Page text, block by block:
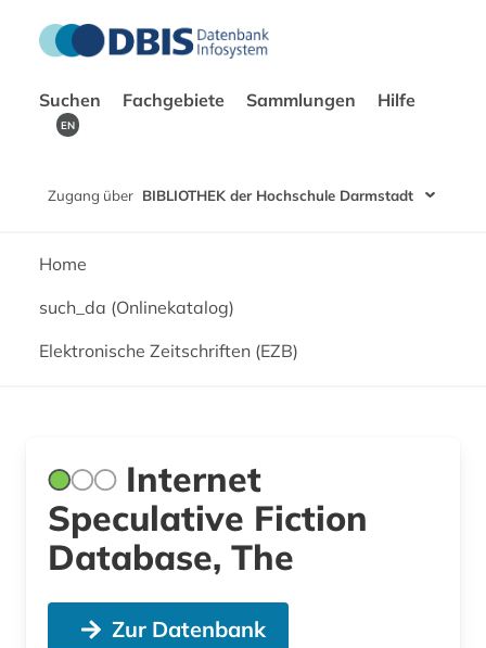
Suchen Fachgebiete Sammlungen Hilfe
EN
Zugang über BIBLIOTHEK der Hochschule Darmstadt
Home
such_da (Onlinekatalog)
Elektronische Zeitschriften (EZB)
Internet
Speculative Fiction
Database, The
Zur Datenbank